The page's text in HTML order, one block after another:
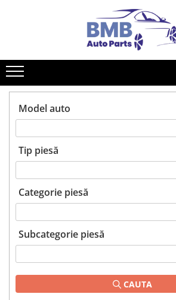
Accesorii
Covorase
Ornament
AIRBAG
Ambreiaj
Set ambreiaj
Volantă
Angrenare roată
Planetară
Antrenare punte
Model auto
Tip piesă
Categorie piesă
Subcategorie piesă
CAUTA